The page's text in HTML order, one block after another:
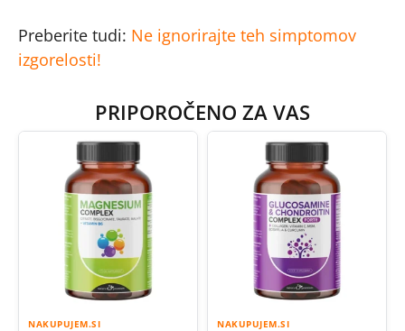
Preberite tudi: Ne ignorirajte teh simptomov
izgorelosti!
PRIPOROČENO ZA VAS
NAKUPUJEM.SI NAKUPUJEM.SI